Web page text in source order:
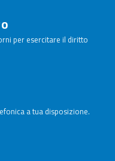
per esercitare il diritto
a tua disposizione.